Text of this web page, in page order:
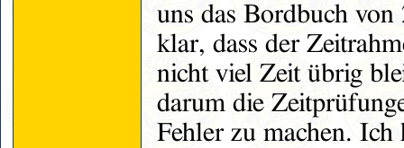
uns das Bordbuch
klar, dass der
nicht viel Zeit übrig
darum die
Fehler zu machen.